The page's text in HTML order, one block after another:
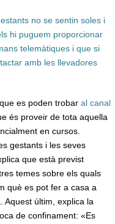
no se sentin soles i
hi puguem proporcionar
telemàtiques i que si
amb les llevadores
es poden trobar al canal
és proveir de tota aquella
en cursos.
gestants i les seves
que està previst
temes sobre els quals
què es pot fer a casa a
Aquest últim, explica la
de confinament: «Es